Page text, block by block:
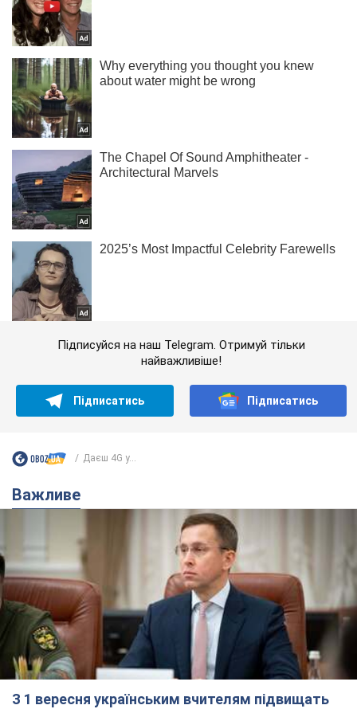
Підписуйся на наш Telegram. Отримуй тільки
найважливіше!
Підписатись Підписатись
Даєш 4G у...
Важливе
З 1 вересня українським вчителям підвищать